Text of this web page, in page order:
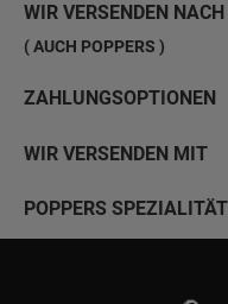
WIR VERSENDEN NACH
( AUCH POPPERS )
ZAHLUNGSOPTIONEN
WIR VERSENDEN MIT
POPPERS